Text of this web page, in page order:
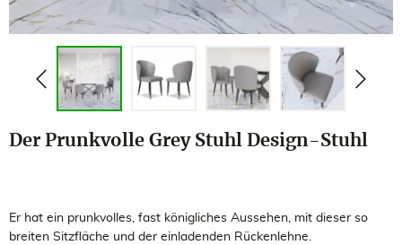
Der Prunkvolle Grey Stuhl Design-Stuhl
Er hat ein prunkvolles, fast königliches Aussehen, mit dieser so
breiten Sitzfläche und der einladenden Rückenlehne.